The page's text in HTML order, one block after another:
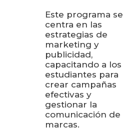
Este programa se
centra en las
estrategias de
marketing y
publicidad,
capacitando a los
estudiantes para
crear campañas
efectivas y
gestionar la
comunicación de
marcas.